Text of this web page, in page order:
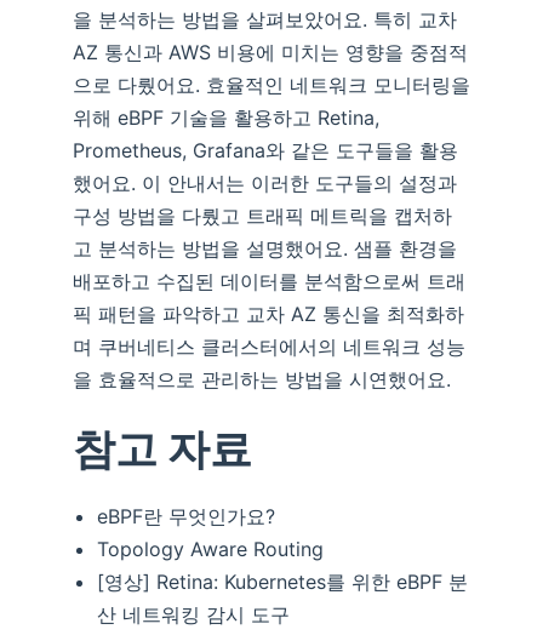
을 분석하는 방법을 살펴보았어요. 특히 교차
AZ 통신과 AWS 비용에 미치는 영향을 중점적
으로 다뤘어요. 효율적인 네트워크 모니터링을
위해 eBPF 기술을 활용하고 Retina,
Prometheus, Grafana와 같은 도구들을 활용
했어요. 이 안내서는 이러한 도구들의 설정과
구성 방법을 다뤘고 트래픽 메트릭을 캡처하
고 분석하는 방법을 설명했어요. 샘플 환경을
배포하고 수집된 데이터를 분석함으로써 트래
픽 패턴을 파악하고 교차 AZ 통신을 최적화하
며 쿠버네티스 클러스터에서의 네트워크 성능
을 효율적으로 관리하는 방법을 시연했어요.
참고 자료
eBPF란 무엇인가요?
Topology Aware Routing
[영상] Retina: Kubernetes를 위한 eBPF 분
산 네트워킹 감시 도구